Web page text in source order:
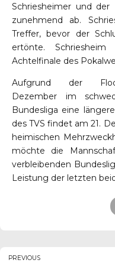
Schriesheimer und der
zunehmend ab.
Treffer, bevor der
ertönte.
Achtelfinale des
Aufgrund der
Dezember im
Bundesliga eine
des TVS findet am 21.
heimischen
möchte die
verbleibenden
Leistung der letzten
PREVIOUS